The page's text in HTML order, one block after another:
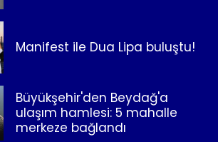
Manifest ile Dua Lipa buluştu!
Büyükşehir'den Beydağ'a
ulaşım hamlesi: 5 mahalle
merkeze bağlandı